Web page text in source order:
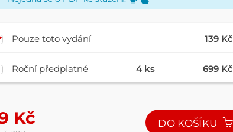
Pouze toto vydání 139 Kč
Roční předplatné 4 ks 699 Kč
Kč DO KOŠÍKU